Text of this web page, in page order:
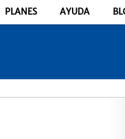
PLANES AYUDA